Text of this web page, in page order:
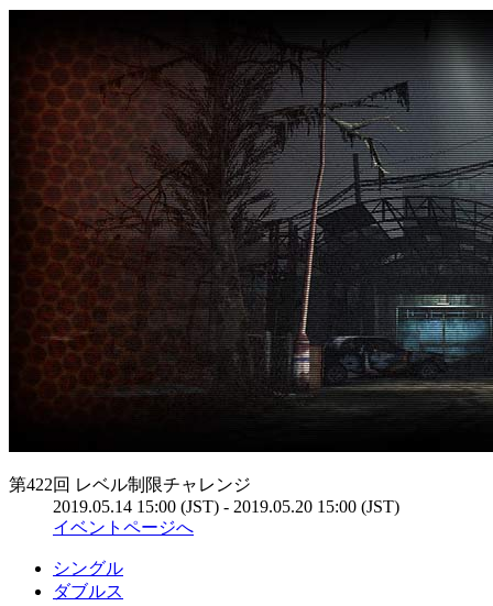
第422回 レベル制限チャレンジ
2019.05.14 15:00 (JST) - 2019.05.20 15:00 (JST)
イベントページへ
シングル
ダブルス